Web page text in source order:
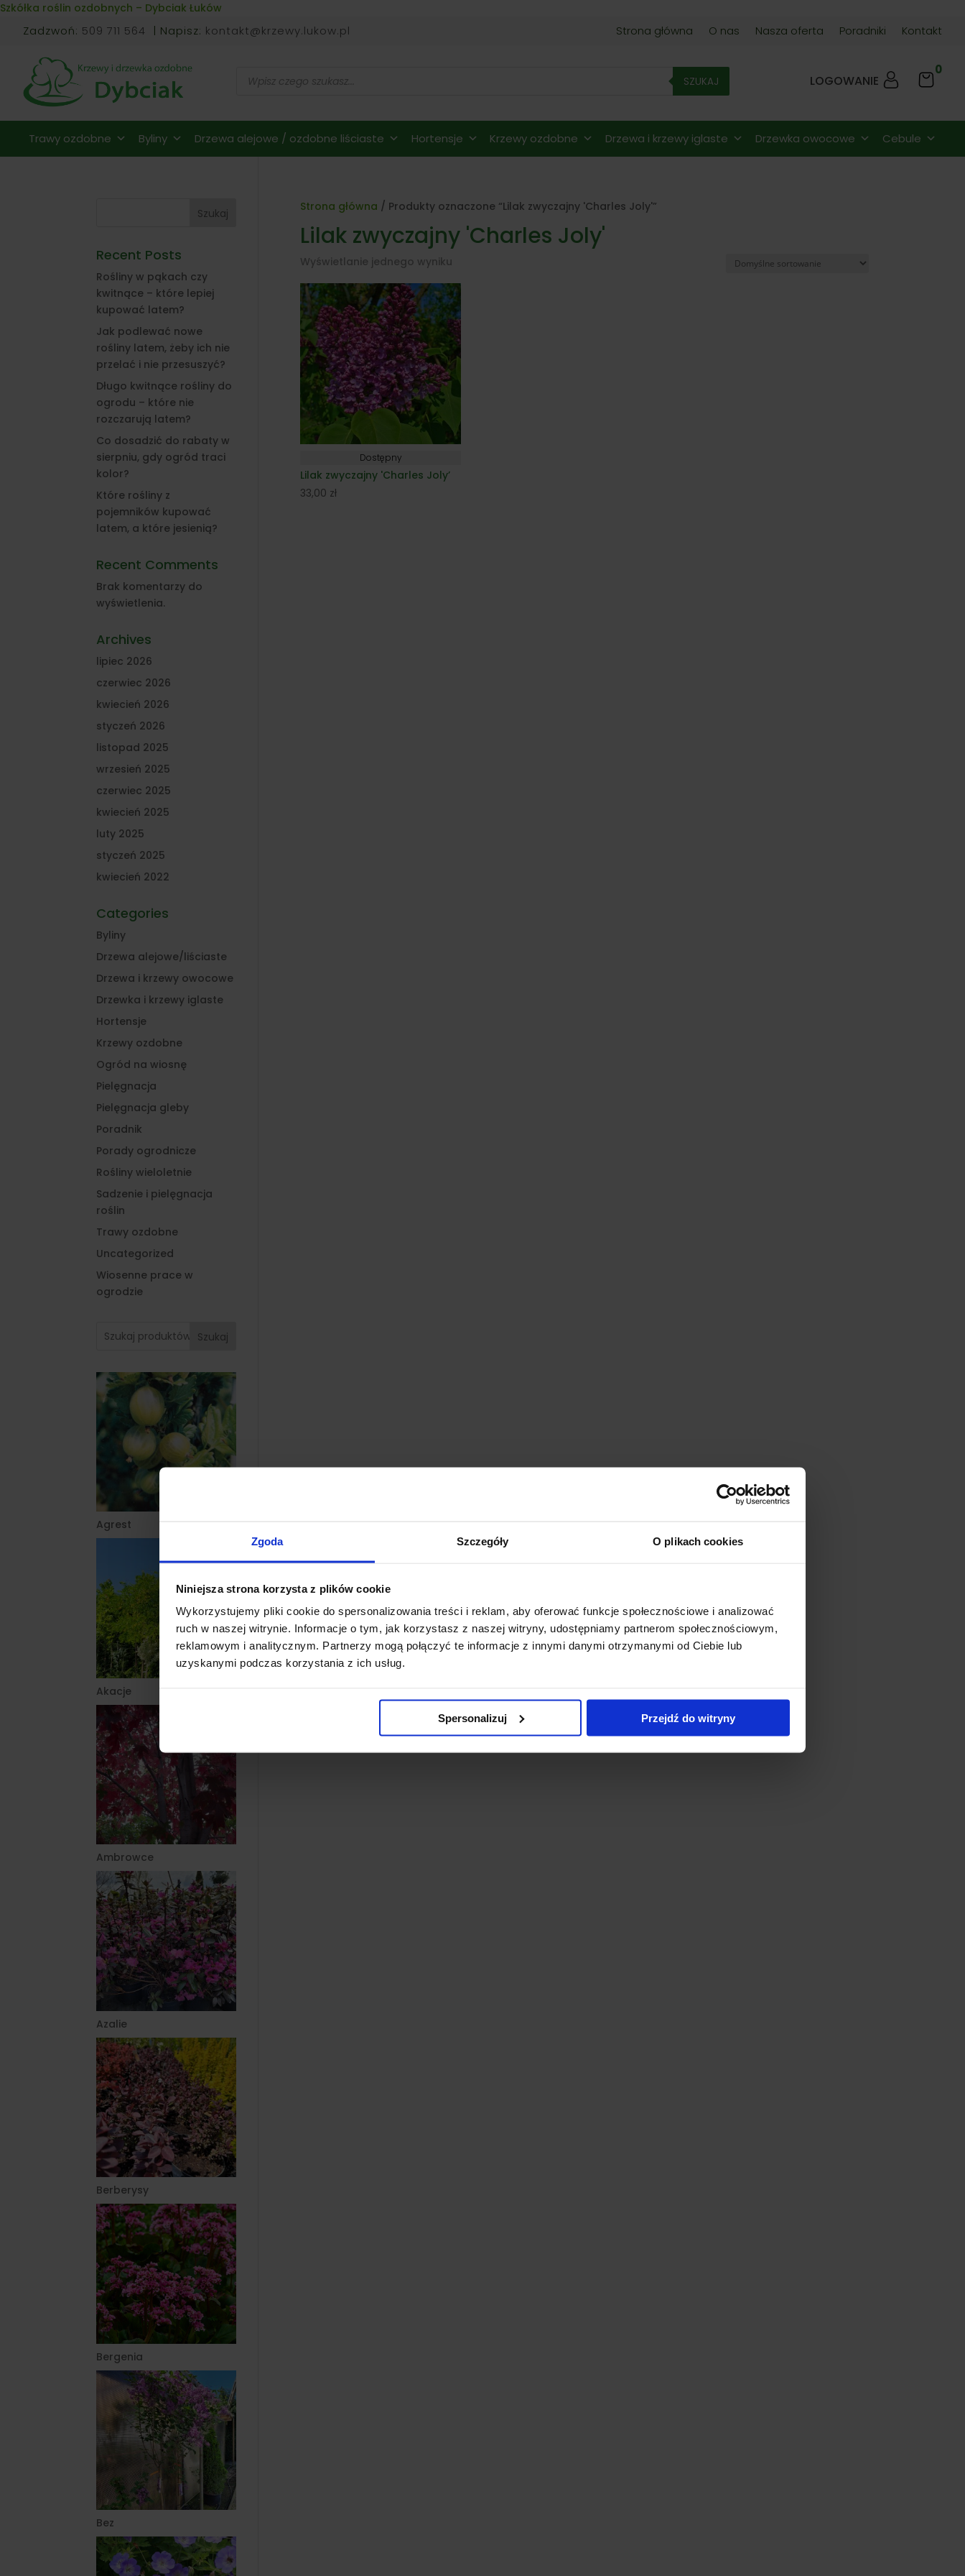
Zgoda Szczegóły O plikach cookies
Niniejsza strona korzysta z plików cookie
Wykorzystujemy pliki cookie do spersonalizowania treści i reklam, aby oferować funkcje społecznościowe i analizować
ruch w naszej witrynie. Informacje o tym, jak korzystasz z naszej witryny, udostępniamy partnerom społecznościowym,
reklamowym i analitycznym. Partnerzy mogą połączyć te informacje z innymi danymi otrzymanymi od Ciebie lub
uzyskanymi podczas korzystania z ich usług.
Spersonalizuj Przejdź do witryny
Skip to content
Szkółka roślin ozdobnych – Dybciak Łuków
Zadzwoń: 509 711 564 | Napisz: kontakt@krzewy.lukow.pl Strona główna O nas Nasza oferta Poradniki Kontakt
produktów SZUKAJ LOGOWANIE
0
Trawy ozdobne Byliny Drzewa alejowe / ozdobne liściaste Hortensje Krzewy ozdobne Drzewa i krzewy iglaste Drzewka owocowe Cebule
Strona główna / Produkty oznaczone “Lilak zwyczajny 'Charles Joly'”
Lilak zwyczajny 'Charles Joly'
Wyświetlanie jednego wyniku
Dostępny
Lilak zwyczajny 'Charles Joly’
33,00 zł
Szukaj
Recent Posts
Rośliny w pąkach czy
kwitnące – które lepiej
kupować latem?
Jak podlewać nowe
rośliny latem, żeby ich nie
przelać i nie przesuszyć?
Długo kwitnące rośliny do
ogrodu – które nie
rozczarują latem?
Co dosadzić do rabaty w
sierpniu, gdy ogród traci
kolor?
Które rośliny z
pojemników kupować
latem, a które jesienią?
Recent Comments
Brak komentarzy do
wyświetlenia.
Archives
lipiec 2026
czerwiec 2026
kwiecień 2026
styczeń 2026
listopad 2025
wrzesień 2025
czerwiec 2025
kwiecień 2025
luty 2025
styczeń 2025
kwiecień 2022
Categories
Byliny
Drzewa alejowe/liściaste
Drzewa i krzewy owocowe
Drzewka i krzewy iglaste
Hortensje
Krzewy ozdobne
Ogród na wiosnę
Pielęgnacja
Pielęgnacja gleby
Poradnik
Porady ogrodnicze
Rośliny wieloletnie
Sadzenie i pielęgnacja
roślin
Trawy ozdobne
Uncategorized
Wiosenne prace w
ogrodzie
Szukaj
Agrest
Akacje
Ambrowce
Azalie
Berberysy
Bergenia
Bez